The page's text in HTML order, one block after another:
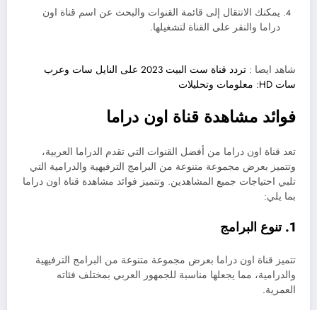
يمكنك الانتقال إلى قائمة القنوات والبحث عن اسم قناة اون
دراما والنقر على القناة لتشغيلها.
شاهد ايضا :
تردد قناة ست البيت 2023 على النايل سات وعرب
سات HD: معلومات وتحليلات
فوائد مشاهدة قناة اون دراما
تعد قناة اون دراما من أفضل القنوات التي تقدم الدراما العربية،
وتتميز بعرض مجموعة متنوعة من البرامج الترفيهية والدرامية التي
تلبي احتياجات جميع المشاهدين. وتتميز فوائد مشاهدة قناة اون دراما
بما يلي:
1. تنوع البرامج
تتميز قناة اون دراما بعرض مجموعة متنوعة من البرامج الترفيهية
والدرامية، مما يجعلها مناسبة للجمهور العربي بمختلف فئاته
العمرية.